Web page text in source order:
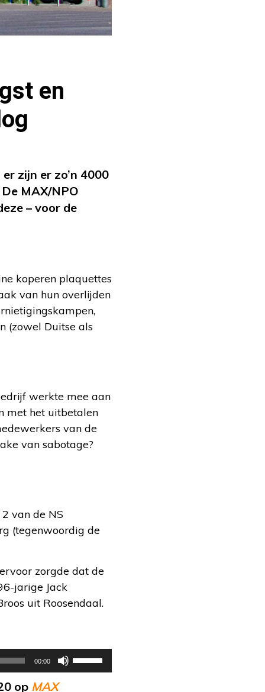
en
zijn er zo’n 4000
MAX/NPO
– voor de
koperen plaquettes
van hun overlijden
(zowel Duitse als
werkte mee aan
met het uitbetalen
van de
van sabotage?
van de NS
(tegenwoordig de
zorgde dat de
jarige Jack
uit Roosendaal.
00:00
Gebruik
Omhoog/Omlaag
op MAX